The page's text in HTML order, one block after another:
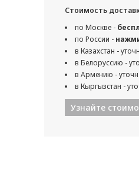
Стоимость
по Москве -
по России -
в Казахстан -
в Белоруссию -
в Армению -
в Кыргызстан -
Узнайте